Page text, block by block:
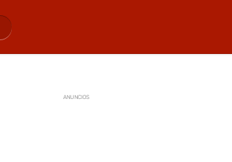
ANUNCIOS